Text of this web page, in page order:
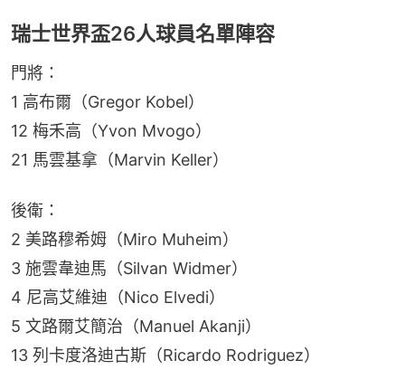
瑞士世界盃26人球員名單陣容
門將：
1 高布爾（Gregor Kobel）
12 梅禾高（Yvon Mvogo）
21 馬雲基拿（Marvin Keller）
後衛：
2 美路穆希姆（Miro Muheim）
3 施雲韋迪馬（Silvan Widmer）
4 尼高艾維迪（Nico Elvedi）
5 文路爾艾簡治（Manuel Akanji）
13 列卡度洛迪古斯（Ricardo Rodriguez）